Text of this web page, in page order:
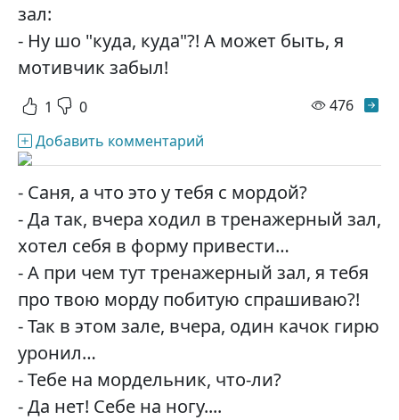
зал:
- Ну шо "куда, куда"?! А может быть, я
мотивчик забыл!
1 0 476
Добавить комментарий
- Саня, а что это у тебя с мордой?
- Да так, вчера ходил в тренажерный зал,
хотел себя в форму привести…
- А при чем тут тренажерный зал, я тебя
про твою морду побитую спрашиваю?!
- Так в этом зале, вчера, один качок гирю
уронил…
- Тебе на мордельник, что-ли?
- Да нет! Себе на ногу....